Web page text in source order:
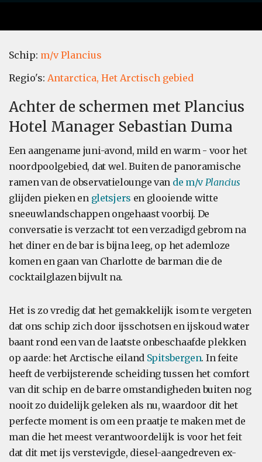
Schip: m/v Plancius
Regio's: Antarctica, Het Arctisch gebied
Achter de schermen met Plancius
Hotel Manager Sebastian Duma
Een aangename juni-avond, mild en warm - voor het
noordpoolgebied, dat wel. Buiten de panoramische
ramen van de observatielounge van de m/vPlancius
glijden pieken en gletsjers en glooiende witte
sneeuwlandschappen ongehaast voorbij. De
conversatie is verzacht tot een verzadigd gebrom na
het diner en de bar is bijna leeg, op het ademloze
komen en gaan van Charlotte de barman die de
cocktailglazen bijvult na.
Het is zo vredig dat het gemakkelijk isom te vergeten
dat ons schip zich door ijsschotsen en ijskoud water
baant rond een van de laatste onbeschaafde plekken
op aarde: het Arctische eiland Spitsbergen. In feite
heeft de verbijsterende scheiding tussen het comfort
van dit schip en de barre omstandigheden buiten nog
nooit zo duidelijk geleken als nu, waardoor dit het
perfecte moment is om een praatje te maken met de
man die het meest verantwoordelijk is voor het feit
dat dit met ijs verstevigde, diesel-aangedreven ex-